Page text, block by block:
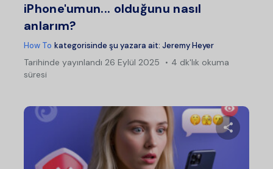
iPhone'umun... olduğunu nasıl
anlarım?
How To kategorisinde şu yazara ait: Jeremy Heyer
Tarihinde yayınlandı 26 Eylül 2025
4 dk'lık okuma
süresi